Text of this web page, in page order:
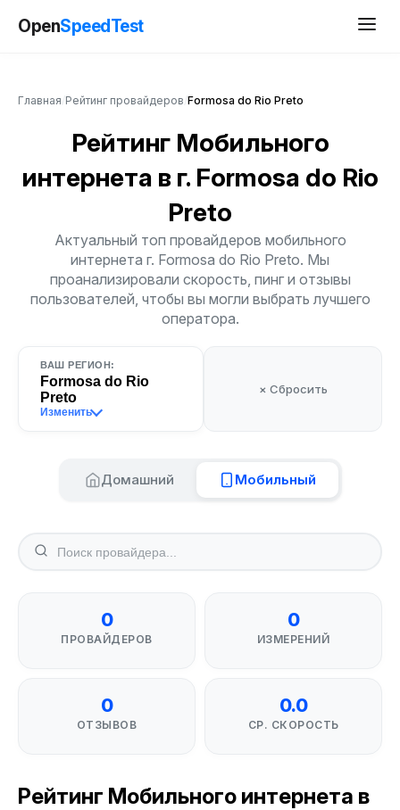
OpenSpeedTest
Главная Рейтинг провайдеров Formosa do Rio Preto
Рейтинг Мобильного
интернета в г. Formosa do Rio
Preto
Актуальный топ провайдеров мобильного
интернета г. Formosa do Rio Preto. Мы
проанализировали скорость, пинг и отзывы
пользователей, чтобы вы могли выбрать лучшего
оператора.
ВАШ РЕГИОН:
Formosa do Rio
Preto
Изменить
× Сбросить
Домашний Мобильный
0
ПРОВАЙДЕРОВ
0
ИЗМЕРЕНИЙ
0
ОТЗЫВОВ
0.0
СР. СКОРОСТЬ
Рейтинг Мобильного интернета в